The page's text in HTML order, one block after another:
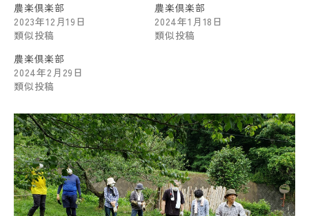
農楽倶楽部
2023年12月19日
類似投稿
農楽倶楽部
2024年1月18日
類似投稿
農楽倶楽部
2024年2月29日
類似投稿